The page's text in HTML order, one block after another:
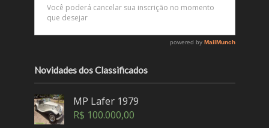
Novidades dos Classificados
MP Lafer 1979
R$ 100.000,00